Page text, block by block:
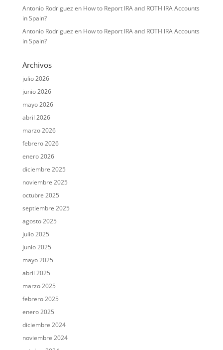
Antonio Rodriguez en How to Report IRA and ROTH IRA Accounts
in Spain?
Antonio Rodriguez en How to Report IRA and ROTH IRA Accounts
in Spain?
Archivos
julio 2026
junio 2026
mayo 2026
abril 2026
marzo 2026
febrero 2026
enero 2026
diciembre 2025
noviembre 2025
octubre 2025
septiembre 2025
agosto 2025
julio 2025
junio 2025
mayo 2025
abril 2025
marzo 2025
febrero 2025
enero 2025
diciembre 2024
noviembre 2024